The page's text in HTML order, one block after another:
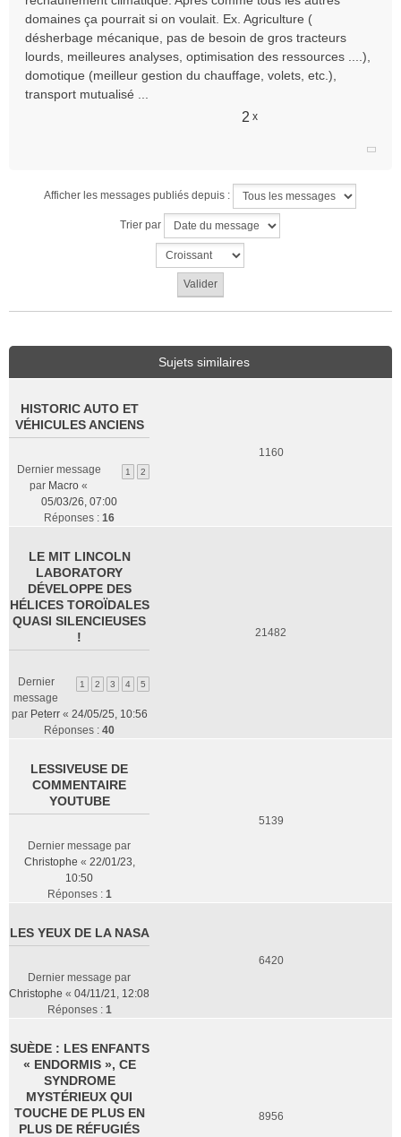
domaines ça pourrait si on voulait. Ex. Agriculture (
désherbage mécanique, pas de besoin de gros tracteurs
lourds, meilleures analyses, optimisation des ressources ....),
domotique (meilleur gestion du chauffage, volets, etc.),
transport mutualisé ...
2 x
Afficher les messages publiés depuis :
Trier par
Sujets similaires
HISTORIC AUTO ET
VÉHICULES ANCIENS
1 2
Dernier message
par Macro «
05/03/26, 07:00
Réponses : 16
1160
LE MIT LINCOLN
LABORATORY
DÉVELOPPE DES
HÉLICES TOROÏDALES
QUASI SILENCIEUSES
!
1 2 3 4 5
Dernier
message
par Peterr« 24/05/25, 10:56
Réponses : 40
21482
LESSIVEUSE DE
COMMENTAIRE
YOUTUBE
Dernier message par
Christophe « 22/01/23,
10:50
Réponses : 1
5139
LES YEUX DE LA NASA
Dernier message par
Christophe « 04/11/21, 12:08
Réponses : 1
6420
SUÈDE : LES ENFANTS
« ENDORMIS », CE
SYNDROME
MYSTÉRIEUX QUI
TOUCHE DE PLUS EN
PLUS DE RÉFUGIÉS
8956